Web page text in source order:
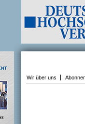
Wir über uns